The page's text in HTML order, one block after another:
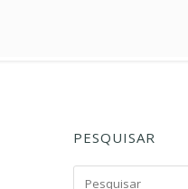
PESQUISAR